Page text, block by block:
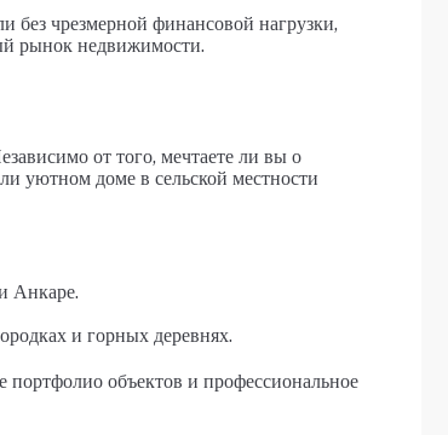
без чрезмерной финансовой нагрузки,
рынок недвижимости.
от того, мечтаете ли вы о
уютном доме в сельской местности
Анкаре.
и горных деревнях.
объектов и профессиональное